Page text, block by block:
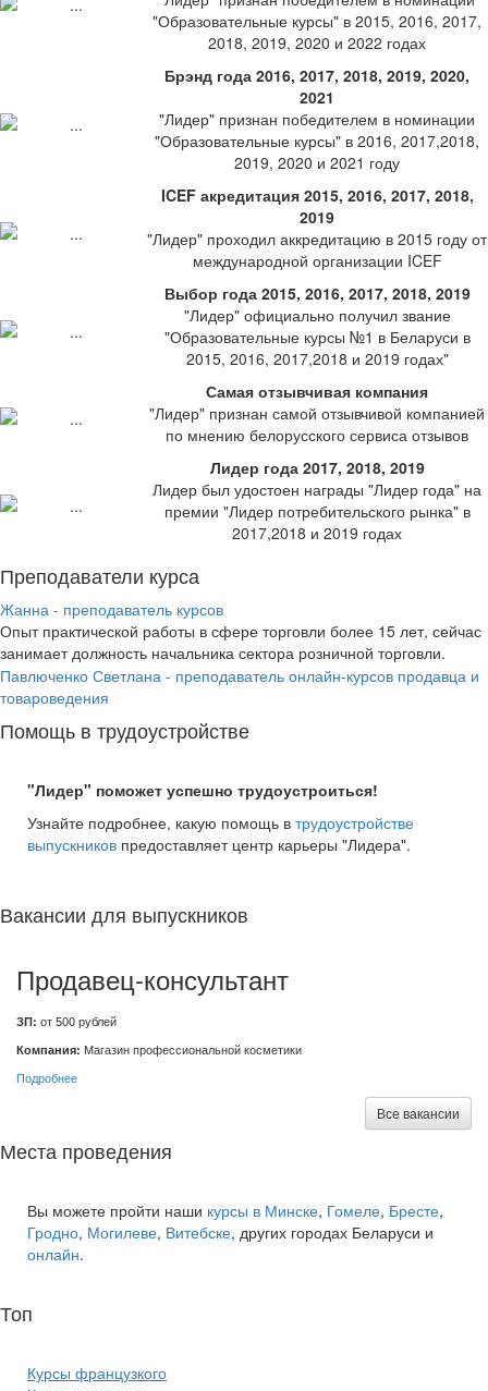
"Образовательные курсы" в 2015, 2016, 2017,
2018, 2019, 2020 и 2022 годах
Брэнд года 2016, 2017, 2018, 2019, 2020,
2021
"Лидер" признан победителем в номинации
"Образовательные курсы" в 2016, 2017,2018,
2019, 2020 и 2021 году
ICEF акредитация 2015, 2016, 2017, 2018,
2019
"Лидер" проходил аккредитацию в 2015 году от
международной организации ICEF
Выбор года 2015, 2016, 2017, 2018, 2019
"Лидер" официально получил звание
"Образовательные курсы №1 в Беларуси в
2015, 2016, 2017,2018 и 2019 годах"
Самая отзывчивая компания
"Лидер" признан самой отзывчивой компанией
по мнению белорусского сервиса отзывов
Лидер года 2017, 2018, 2019
Лидер был удостоен награды "Лидер года" на
премии "Лидер потребительского рынка" в
2017,2018 и 2019 годах
Преподаватели курса
Жанна - преподаватель курсов
Опыт практической работы в сфере торговли более 15 лет, сейчас
занимает должность начальника сектора розничной торговли.
Павлюченко Светлана - преподаватель онлайн-курсов продавца и
товароведения
Помощь в трудоустройстве
"Лидер" поможет успешно трудоустроиться!
Узнайте подробнее, какую помощь в трудоустройстве
выпускников предоставляет центр карьеры "Лидера".
Вакансии для выпускников
Продавец-консультант
ЗП: от 500 рублей
Компания: Магазин профессиональной косметики
Подробнее
Все вакансии
Места проведения
Вы можете пройти наши курсы в Минске, Гомеле, Бресте,
Гродно, Могилеве, Витебске, других городах Беларуси и
онлайн.
Топ
Курсы французкого